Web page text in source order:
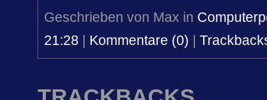
Geschrieben von Max in
21:28 | Kommentare (0) |